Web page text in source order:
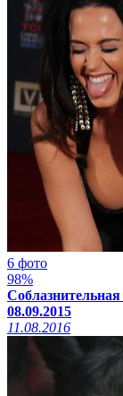
6 фото
98%
08.09.2015
11.08.2016